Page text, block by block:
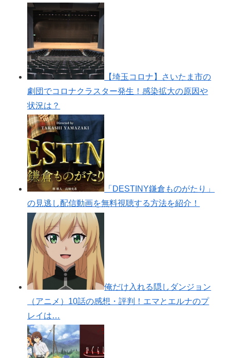
【埼玉コロナ】さいたま市の
劇団でコロナクラスター発生！感染拡大の原因や
状況は？
「DESTINY鎌倉ものがたり」
の見逃し配信動画を無料視聴する方法を紹介！
俺だけ入れる隠しダンジョン
（アニメ）10話の感想・評判！エマとエルナのプ
レイは…